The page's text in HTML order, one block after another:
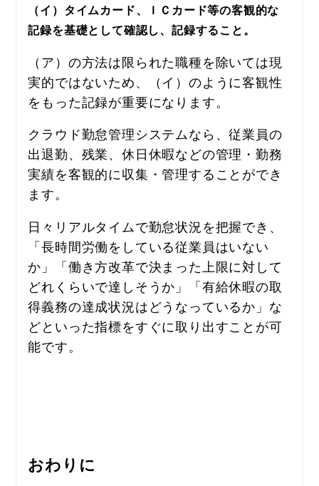
（イ）タイムカード、ＩＣカード等の客観的な
記録を基礎として確認し、記録すること。
（ア）の方法は限られた職種を除いては現
実的ではないため、（イ）のように客観性
をもった記録が重要になります。
クラウド勤怠管理システムなら、従業員の
出退勤、残業、休日休暇などの管理・勤務
実績を客観的に収集・管理することができ
ます。
日々リアルタイムで勤怠状況を把握でき、
「長時間労働をしている従業員はいない
か」「働き方改革で決まった上限に対して
どれくらいで達しそうか」「有給休暇の取
得義務の達成状況はどうなっているか」な
どといった指標をすぐに取り出すことが可
能です。
おわりに